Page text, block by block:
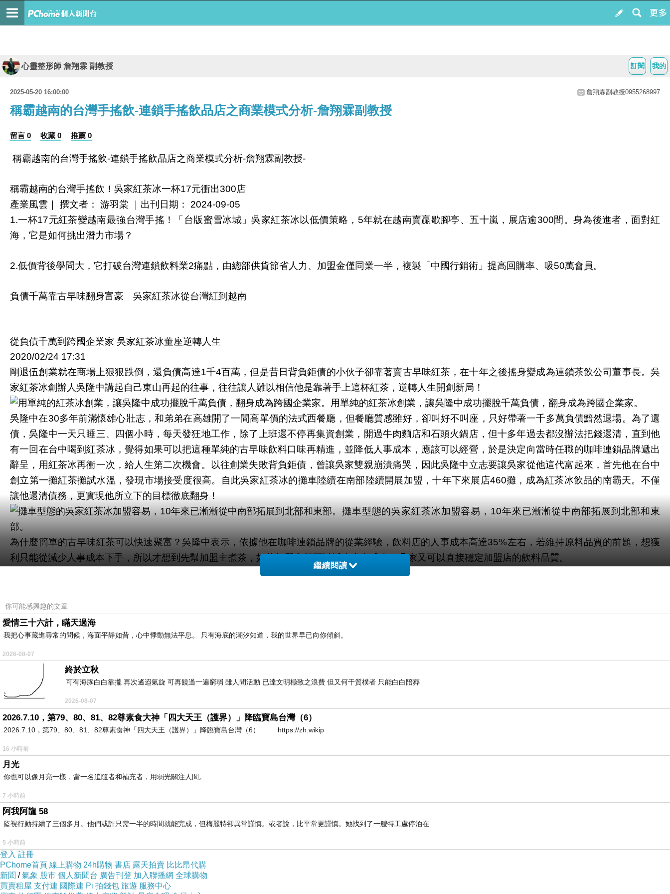
我的
訂閱
心靈整形師 詹翔霖 副教授
2025-05-20 16:00:00 詹翔霖副教授0955268997
稱霸越南的台灣手搖飲-連鎖手搖飲品店之商業模式分析-詹翔霖副教授
留言 0 收藏 0 推薦 0
稱霸越南的台灣手搖飲-連鎖手搖飲品店之商業模式分析-詹翔霖副教授-
稱霸越南的台灣手搖飲！吳家紅茶冰一杯17元衝出300店
產業風雲｜ 撰文者： 游羽棠 ｜出刊日期：
2024-09-05
1.一杯17元紅茶變越南最強台灣手搖！「台版蜜雪冰城」吳家紅茶冰以低價策略， 5年就在越南賣贏歇腳亭、五十嵐，展店逾300間。身為後進者，面對紅
海，它是如何挑出潛力市場？
2.低價背後學問大，它打破台灣連鎖飲料業2痛點，由總部供貨節省人力、加盟金僅同業一半，複製「中國行銷術」提高回購率、吸50萬會員。
負債千萬靠古早味翻身富豪 吳家紅茶冰從台灣紅到越南
從負債千萬到跨國企業家 吳家紅茶冰董座逆轉人生
2020/02/24 17:31
剛退伍創業就在商場上狠狠跌倒，還負債高達1千4百萬，但是昔日背負鉅債的小伙子卻靠著賣古早味紅茶，在十年之後搖身變成為連鎖茶飲公司董事長。吳
家紅茶冰創辦人吳隆中講起自己東山再起的往事，往往讓人難以相信他是靠著手上這杯紅茶，逆轉人生開創新局！
用單純的紅茶冰創業，讓吳隆中成功擺脫千萬負債，翻身成為跨國企業家。
吳隆中在30多年前滿懷雄心壯志，和弟弟在高雄開了一間高單價的法式西餐廳，但餐廳質感雖好，卻叫好不叫座，只好帶著一千多萬負債黯然退場。為了還
債，吳隆中一天只睡三、四個小時，每天發狂地工作，除了上班還不停再集資創業，開過牛肉麵店和石頭火鍋店，但十多年過去都沒辦法把錢還清，直到他
有一回在台中喝到紅茶冰，覺得如果可以把這種單純的古早味飲料口味再精進，並降低人事成本，應該可以經營，於是決定向當時任職的咖啡連鎖品牌遞出
辭呈，用紅茶冰再衝一次，給人生第二次機會。以往創業失敗背負鉅債，曾讓吳家雙親崩潰痛哭，因此吳隆中立志要讓吳家從他這代富起來，首先他在台中
創立第一攤紅茶攤試水溫，發現市場接受度很高。自此吳家紅茶冰的攤車陸續在南部陸續開展加盟，十年下來展店460攤，成為紅茶冰飲品的南霸天。不僅
讓他還清債務，更實現他所立下的目標徹底翻身！
攤車型態的吳家紅茶冰加盟容易，10年來已漸漸從中南部拓展到北部和東
部。
為什麼簡單的古早味紅茶可以快速聚富？吳隆中表示，依據他在咖啡連鎖品牌的從業經驗，飲料店的人事成本高達35%左右，若維持原料品質的前題，想獲
利只能從減少人事成本下手，所以才想到先幫加盟主煮茶，如此加盟主就可以減少人力成本，吳家又可以直接穩定加盟店的飲料品質。
另外吳家紅茶冰用攤車經營，加盟門檻低，有一些雙薪家庭因為太太照顧小孩不能工作，就能藉由南台灣很多房子都是透天厝的特性，只要家門口開一家紅
造成右半身肢體功能受損，右手無法抬舉，吳家就為她打造了一台工作動線左右相反的攤車，讓她
容易。
聊到最近才在高雄才斥資三億新建廠房，吳隆中他拍胸脯保證自家中央工廠統一煮製的紅茶，是專業的心血，更是健康的保証！「我們吳家紅茶冰，新竹、
台中、高雄、花蓮喝到的茶，都一樣好喝！」，以最高標準來提供茶原料，讓各品項都能量足質高。如今吳家紅茶冰斥資五千萬在越南開始設廠，也在當地
掀起台灣的古早味紅茶旋風，以每個月增加3家店的速度持續拓點。
廠，為加盟主煮茶也控管品質。
相較於市面有上千百種式樣花俏的手搖飲競爭市場，為什麼吳家紅茶冰能靠著一杯加滿碎冰的紅茶，突破重圍打出一片新藍海，年年賺進四億營收？吳隆中
沈思了一會兒，最後說：其實，人生只要像手上這一杯紅茶冰，單純不虛華，但用心去做，就會讓別人感受到真的「足實在」！
女孩瑪莎Masa Chang女孩瑪莎Masa Chang2021-06-09胡志明市美食
而今天要介紹的「吳家紅茶冰」就是台灣人十分熱愛的平價手搖飲料品牌之一。主打平價實惠的
繼續閱讀
你可能感興趣的文章
愛情三十六計，瞞天過海
我把心事藏進尋常的問候，海面平靜如昔，心中悸動無法平息。 只有海底的潮汐知道，我的世界早已向你傾斜。
2026-08-07
終於立秋
可有海豚白白靠攏 再次遙迢氣旋 可再饒過一遍窮弱 雖人間活動 已達文明極致之浪費 但又何干質樸者 只能白白陪葬
2026-08-07
2026.7.10，第79、80、81、82尊素食大神「四大天王（護界）」降臨寶島台灣（6）
2026.7.10，第79、80、81、82尊素食神「四大天王（護界）」降臨寶島台灣（6） https://zh.wikip
16 小時前
月光
你也可以像月亮一樣，當一名追隨者和補充者，用弱光關注人間。
7 小時前
阿我阿龍 58
監視行動持續了三個多月。他們或許只需一半的時間就能完成，但梅麗特卻異常謹慎。或者說，比平常更謹慎。她找到了一艘特工處停泊在
5 小時前
登入 註冊
PChome首頁 線上購物 24h購物 書店 露天拍賣 比比昂代購
新聞 /氣象 股市 個人新聞台 廣告刊登 加入聯播網 全球購物
買賣租屋 支付連 國際連 Pi 拍錢包 旅遊 服務中心